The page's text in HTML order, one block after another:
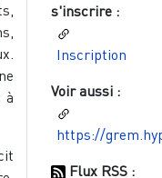
à
s'inscrire :
Inscription
Voir aussi :
https://
Flux RSS :